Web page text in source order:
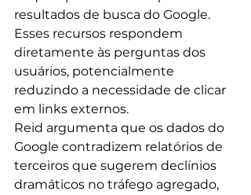
resultados de busca do Google.
Esses recursos respondem
diretamente às perguntas dos
usuários, potencialmente
reduzindo a necessidade de clicar
em links externos.
Reid argumenta que os dados do
Google contradizem relatórios de
terceiros que sugerem declínios
dramáticos no tráfego agregado,